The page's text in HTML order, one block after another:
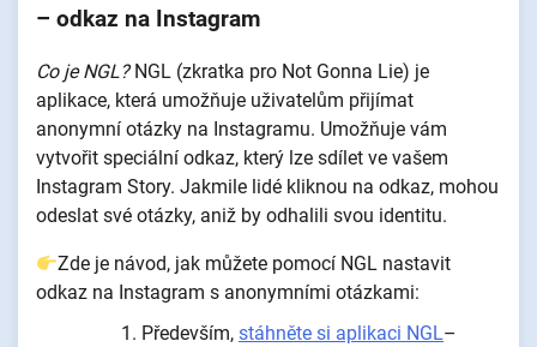
– odkaz na Instagram
Co je NGL? NGL (zkratka pro Not Gonna Lie) je
aplikace, která umožňuje uživatelům přijímat
anonymní otázky na Instagramu. Umožňuje vám
vytvořit speciální odkaz, který lze sdílet ve vašem
Instagram Story. Jakmile lidé kliknou na odkaz, mohou
odeslat své otázky, aniž by odhalili svou identitu.
Zde je návod, jak můžete pomocí NGL nastavit
odkaz na Instagram s anonymními otázkami:
Především, stáhněte si aplikaci NGL–